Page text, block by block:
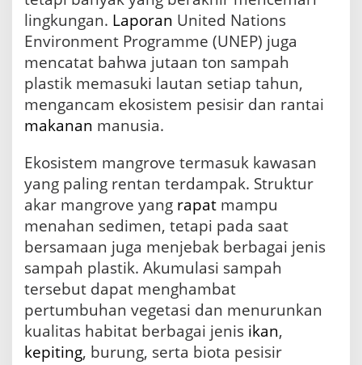
lingkungan. Laporan United Nations
Environment Programme (UNEP) juga
mencatat bahwa jutaan ton sampah
plastik memasuki lautan setiap tahun,
mengancam ekosistem pesisir dan rantai
makanan manusia.
Ekosistem mangrove termasuk kawasan
yang paling rentan terdampak. Struktur
akar mangrove yang rapat mampu
menahan sedimen, tetapi pada saat
bersamaan juga menjebak berbagai jenis
sampah plastik. Akumulasi sampah
tersebut dapat menghambat
pertumbuhan vegetasi dan menurunkan
kualitas habitat berbagai jenis ikan,
kepiting, burung, serta biota pesisir